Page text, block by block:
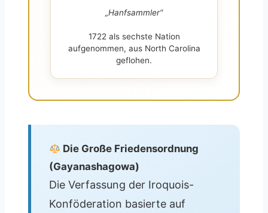
„Hanfsammler“
1722 als sechste Nation
aufgenommen, aus North Carolina
geflohen.
Die Große Friedensordnung
(Gayanashagowa)
Die Verfassung der Iroquois-
Konföderation basierte auf